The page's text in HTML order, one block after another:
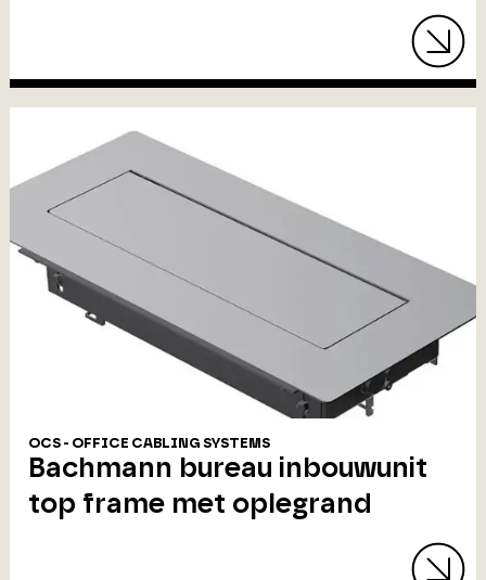
OCS - OFFICE CABLING SYSTEMS
Bachmann bureau inbouwunit
top frame met oplegrand